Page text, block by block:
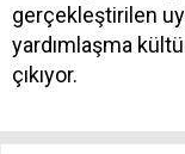
gerçekleştirilen
yardımlaşma
çıkıyor.